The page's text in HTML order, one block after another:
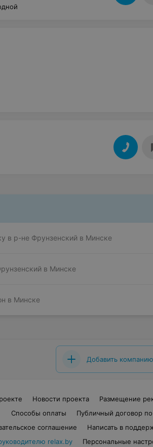
в р-не Фрунзенский в Минске
в Минске
в Минске
Добавить компанию
Новости проекта Размещение
Способы оплаты
Публичный договор
соглашение
Написать в
relax.by
Персональные